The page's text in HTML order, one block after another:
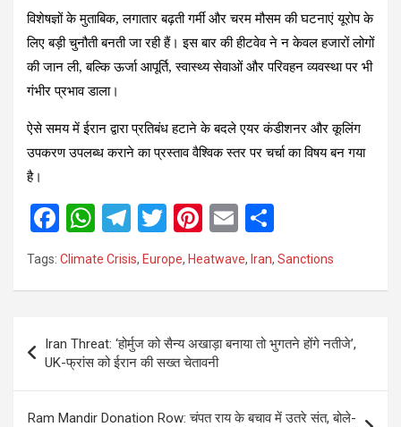
विशेषज्ञों के मुताबिक, लगातार बढ़ती गर्मी और चरम मौसम की घटनाएं यूरोप के
लिए बड़ी चुनौती बनती जा रही हैं। इस बार की हीटवेव ने न केवल हजारों लोगों
की जान ली, बल्कि ऊर्जा आपूर्ति, स्वास्थ्य सेवाओं और परिवहन व्यवस्था पर भी
गंभीर प्रभाव डाला।
ऐसे समय में ईरान द्वारा प्रतिबंध हटाने के बदले एयर कंडीशनर और कूलिंग
उपकरण उपलब्ध कराने का प्रस्ताव वैश्विक स्तर पर चर्चा का विषय बन गया
है।
F
a
ce
o
o
k
W
h
at
A
p
p
T
el
e
a
m
T
wi
tt
Pi
nt
er
t
E
m
ail
h
ar
Tags: Climate Crisis, Europe, Heatwave, Iran, Sanctions
navigation
Iran Threat: ‘होर्मुज को सैन्य अखाड़ा बनाया तो भुगतने होंगे नतीजे’,
UK-फ्रांस को ईरान की सख्त चेतावनी
Ram Mandir Donation Row: चंपत राय के बचाव में उतरे संत, बोले-